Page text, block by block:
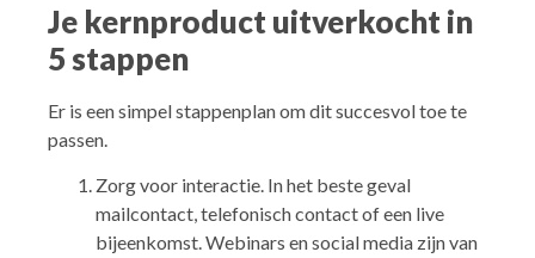
Je kernproduct uitverkocht in
5 stappen
Er is een simpel stappenplan om dit succesvol toe te
passen.
Zorg voor interactie. In het beste geval
mailcontact, telefonisch contact of een live
bijeenkomst. Webinars en social media zijn van